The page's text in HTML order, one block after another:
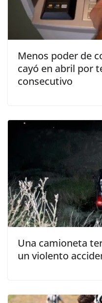
Menos poder de
cayó en abril por
consecutivo
Una camioneta
un violento